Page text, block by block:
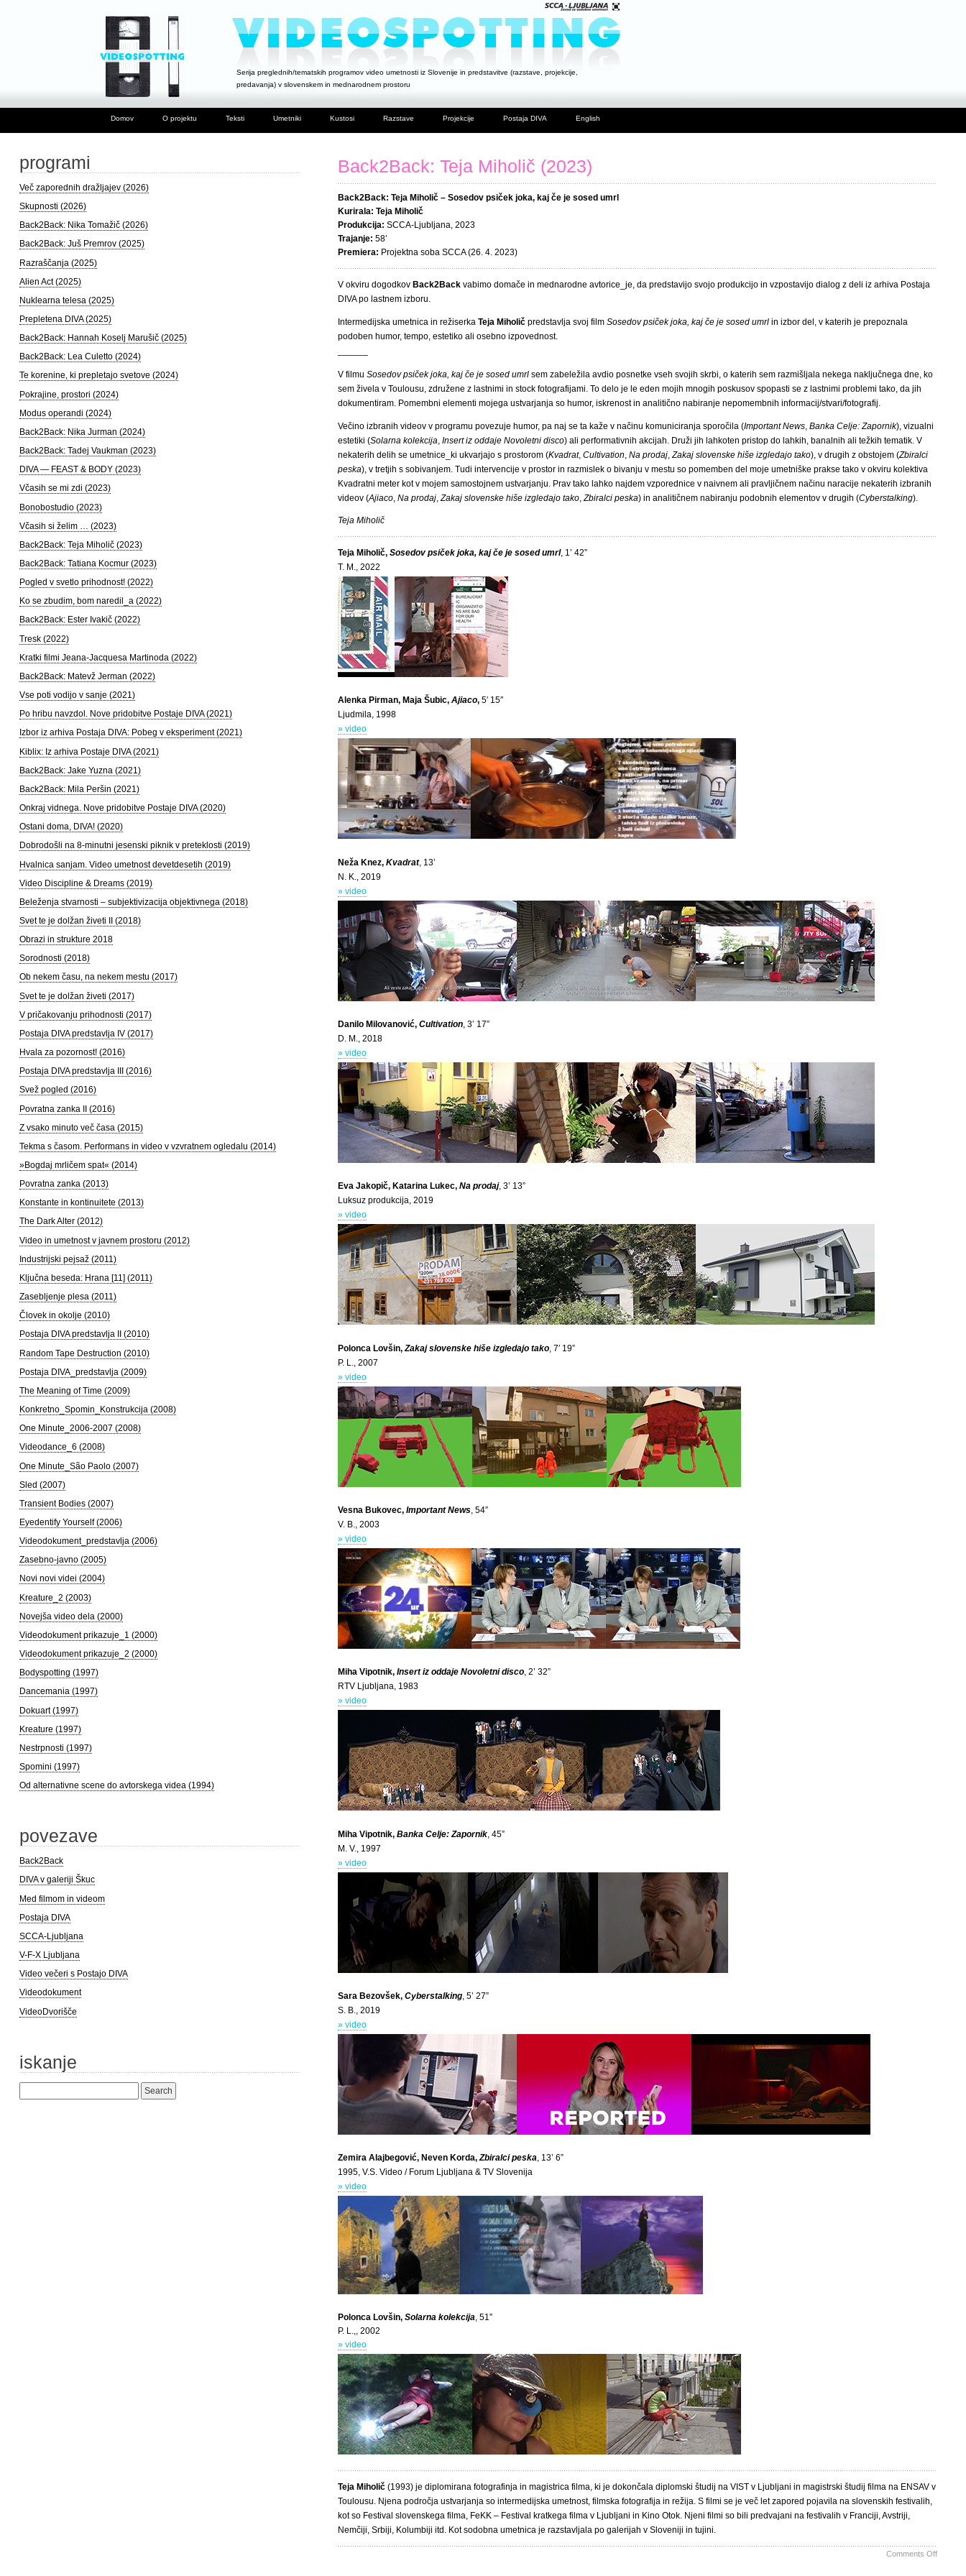
Serija preglednih/tematskih programov video umetnosti iz Slovenije in predstavitve (razstave, projekcije,
predavanja) v slovenskem in mednarodnem prostoru
Domov O projektu Teksti Umetniki Kustosi Razstave Projekcije Postaja DIVA English
Back2Back: Teja Miholič (2023)
Back2Back: Teja Miholič – Sosedov psiček joka, kaj če je sosed umrl
Kurirala: Teja Miholič
Produkcija: SCCA-Ljubljana, 2023
Trajanje: 58’
Premiera: Projektna soba SCCA (26. 4. 2023)
V okviru dogodkovBack2Back vabimo domače in mednarodne avtorice_je, da predstavijo svojo produkcijo in vzpostavijo dialog z deli iz arhiva Postaja
DIVA po lastnem izboru.
Intermedijska umetnica in režiserkaTeja Miholič predstavlja svoj filmSosedov psiček joka, kaj če je sosed umrl in izbor del, v katerih je prepoznala
podoben humor, tempo, estetiko ali osebno izpovednost.
V filmuSosedov psiček joka, kaj če je sosed umrl sem zabeležila avdio posnetke vseh svojih skrbi, o katerih sem razmišljala nekega naključnega dne, ko
sem živela v Toulousu, združene z lastnimi in stock fotografijami. To delo je le eden mojih mnogih poskusov spopasti se z lastnimi problemi tako, da jih
dokumentiram. Pomembni elementi mojega ustvarjanja so humor, iskrenost in analitično nabiranje nepomembnih informacij/stvari/fotografij.
Večino izbranih videov v programu povezuje humor, pa naj se ta kaže v načinu komuniciranja sporočila (Important News,Banka Celje: Zapornik), vizualni
estetiki (Solarna kolekcija,Insert iz oddaje Novoletni disco) ali performativnih akcijah. Druži jih lahkoten pristop do lahkih, banalnih ali težkih tematik. V
nekaterih delih se umetnice_ki ukvarjajo s prostorom (Kvadrat,Cultivation,Na prodaj,Zakaj slovenske hiše izgledajo tako), v drugih z obstojem (Zbiralci
peska), v tretjih s sobivanjem. Tudi intervencije v prostor in razmislek o bivanju v mestu so pomemben del moje umetniške prakse tako v okviru kolektiva
Kvadratni meter kot v mojem samostojnem ustvarjanju. Prav tako lahko najdem vzporednice v naivnem ali pravljičnem načinu naracije nekaterih izbranih
videov (Ajiaco,Na prodaj,Zakaj slovenske hiše izgledajo tako,Zbiralci peska) in analitičnem nabiranju podobnih elementov v drugih (Cyberstalking).
Teja Miholič
Teja Miholič,Sosedov psiček joka, kaj če je sosed umrl, 1’ 42”
T. M., 2022
Alenka Pirman, Maja Šubic,Ajiaco, 5′ 15″
Ljudmila, 1998
» video
Neža Knez,Kvadrat, 13’
N. K., 2019
» video
Danilo Milovanović,Cultivation, 3’ 17”
D. M., 2018
» video
Eva Jakopič, Katarina Lukec,Na prodaj, 3’ 13”
Luksuz produkcija, 2019
» video
Polonca Lovšin,Zakaj slovenske hiše izgledajo tako , 7′ 19”
P. L., 2007
» video
Vesna Bukovec,Important News, 54”
V. B., 2003
» video
Miha Vipotnik,Insert iz oddaje Novoletni disco, 2’ 32”
RTV Ljubljana, 1983
» video
Miha Vipotnik,Banka Celje: Zapornik , 45”
M. V., 1997
» video
Sara Bezovšek,Cyberstalking, 5’ 27”
S. B., 2019
» video
Zemira Alajbegović, Neven Korda,Zbiralci peska, 13’ 6”
1995, V.S. Video / Forum Ljubljana & TV Slovenija
» video
Polonca Lovšin,Solarna kolekcija , 51”
P. L.,, 2002
» video
Teja Miholič (1993) je diplomirana fotografinja in magistrica filma, ki je dokončala diplomski študij na VIST v Ljubljani in magistrski študij filma na ENSAV v
Toulousu. Njena področja ustvarjanja so intermedijska umetnost, filmska fotografija in režija. S filmi se je več let zapored pojavila na slovenskih festivalih,
kot so Festival slovenskega filma, FeKK – Festival kratkega filma v Ljubljani in Kino Otok. Njeni filmi so bili predvajani na festivalih v Franciji, Avstriji,
Nemčiji, Srbiji, Kolumbiji itd. Kot sodobna umetnica je razstavljala po galerijah v Sloveniji in tujini.
Comments Offon
programi
Več zaporednih dražljajev (2026)
Skupnosti (2026)
Back2Back: Nika Tomažič (2026)
Back2Back: Juš Premrov (2025)
Razraščanja (2025)
Alien Act (2025)
Nuklearna telesa (2025)
Prepletena DIVA (2025)
Back2Back: Hannah Koselj Marušič (2025)
Back2Back: Lea Culetto (2024)
Te korenine, ki prepletajo svetove (2024)
Pokrajine, prostori (2024)
Modus operandi (2024)
Back2Back: Nika Jurman (2024)
Back2Back: Tadej Vaukman (2023)
DIVA — FEAST & BODY (2023)
Včasih se mi zdi (2023)
Bonobostudio (2023)
Včasih si želim … (2023)
Back2Back: Teja Miholič (2023)
Back2Back: Tatiana Kocmur (2023)
Pogled v svetlo prihodnost! (2022)
Ko se zbudim, bom naredil_a (2022)
Back2Back: Ester Ivakič (2022)
Tresk (2022)
Kratki filmi Jeana-Jacquesa Martinoda (2022)
Back2Back: Matevž Jerman (2022)
Vse poti vodijo v sanje (2021)
Po hribu navzdol. Nove pridobitve Postaje DIVA (2021)
Izbor iz arhiva Postaja DIVA: Pobeg v eksperiment (2021)
Kiblix: Iz arhiva Postaje DIVA (2021)
Back2Back: Jake Yuzna (2021)
Back2Back: Mila Peršin (2021)
Onkraj vidnega. Nove pridobitve Postaje DIVA (2020)
Ostani doma, DIVA! (2020)
Dobrodošli na 8-minutni jesenski piknik v preteklosti (2019)
Hvalnica sanjam. Video umetnost devetdesetih (2019)
Video Discipline & Dreams (2019)
Beleženja stvarnosti – subjektivizacija objektivnega (2018)
Svet te je dolžan živeti II (2018)
Obrazi in strukture 2018
Sorodnosti (2018)
Ob nekem času, na nekem mestu (2017)
Svet te je dolžan živeti (2017)
V pričakovanju prihodnosti (2017)
Postaja DIVA predstavlja IV (2017)
Hvala za pozornost! (2016)
Postaja DIVA predstavlja III (2016)
Svež pogled (2016)
Povratna zanka II (2016)
Z vsako minuto več časa (2015)
Tekma s časom. Performans in video v vzvratnem ogledalu (2014)
»Bogdaj mrličem spat« (2014)
Povratna zanka (2013)
Konstante in kontinuitete (2013)
The Dark Alter (2012)
Video in umetnost v javnem prostoru (2012)
Industrijski pejsaž (2011)
Ključna beseda: Hrana [11] (2011)
Zasebljenje plesa (2011)
Človek in okolje (2010)
Postaja DIVA predstavlja II (2010)
Random Tape Destruction (2010)
Postaja DIVA_predstavlja (2009)
The Meaning of Time (2009)
Konkretno_Spomin_Konstrukcija (2008)
One Minute_2006-2007 (2008)
Videodance_6 (2008)
One Minute_São Paolo (2007)
Sled (2007)
Transient Bodies (2007)
Eyedentify Yourself (2006)
Videodokument_predstavlja (2006)
Zasebno-javno (2005)
Novi novi videi (2004)
Kreature_2 (2003)
Novejša video dela (2000)
Videodokument prikazuje_1 (2000)
Videodokument prikazuje_2 (2000)
Bodyspotting (1997)
Dancemania (1997)
Dokuart (1997)
Kreature (1997)
Nestrpnosti (1997)
Spomini (1997)
Od alternativne scene do avtorskega videa (1994)
povezave
Back2Back
DIVA v galeriji Škuc
Med filmom in videom
Postaja DIVA
SCCA-Ljubljana
V-F-X Ljubljana
Video večeri s Postajo DIVA
Videodokument
VideoDvorišče
iskanje
Search
for: